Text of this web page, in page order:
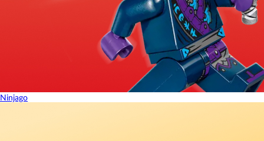
Ninjago